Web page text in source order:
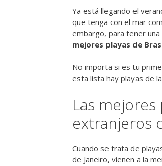
Ya está llegando el
que tenga con el mar
embargo, para tener una
mejores playas de
No importa si es tu
esta lista hay playas de
Las
extranjeros
Cuando se trata de
de Janeiro, vienen a la